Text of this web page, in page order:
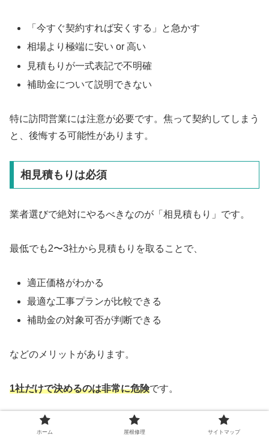
「今すぐ契約すれば安くする」と急かす
相場より極端に安い or 高い
見積もりが一式表記で不明確
補助金について説明できない
特に訪問営業には注意が必要です。焦って契約してしまう
と、後悔する可能性があります。
相見積もりは必須
業者選びで絶対にやるべきなのが「相見積もり」です。
最低でも2〜3社から見積もりを取ることで、
適正価格がわかる
最適な工事プランが比較できる
補助金の対象可否が判断できる
などのメリットがあります。
1社だけで決めるのは非常に危険です。
口コミ・評判の正しい見方
ホーム 屋根修理 サイトマップ